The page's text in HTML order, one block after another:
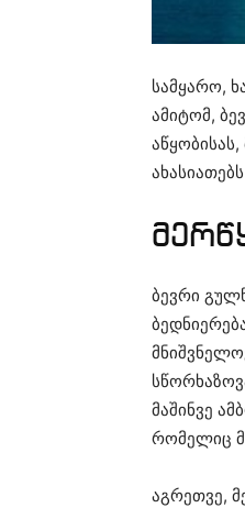
სამყარო,
ამიტომ,
ბევრი
მაშინვე
რომელიც
აგრეთვე,